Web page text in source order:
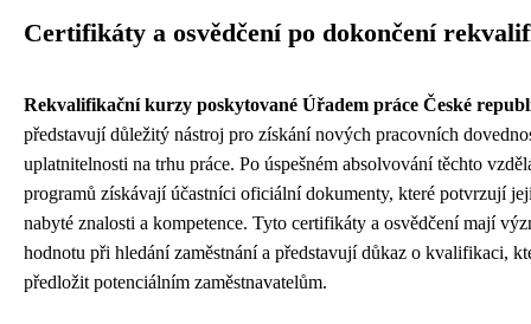
Certifikáty a osvědčení po dokončení
Rekvalifikační kurzy poskytované Úřadem práce České
představují důležitý nástroj pro získání nových pracovních
uplatnitelnosti na trhu práce. Po úspešném absolvování těchto
programů získávají účastníci oficiální dokumenty, které potvrzují
nabyté znalosti a kompetence. Tyto certifikáty a osvědčení mají
hodnotu při hledání zaměstnání a představují důkaz o kvalifikaci,
předložit potenciálním zaměstnavatelům.